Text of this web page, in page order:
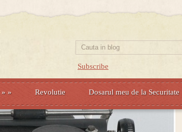
Subscribe
» » Revolutie Dosarul meu de la Securitate